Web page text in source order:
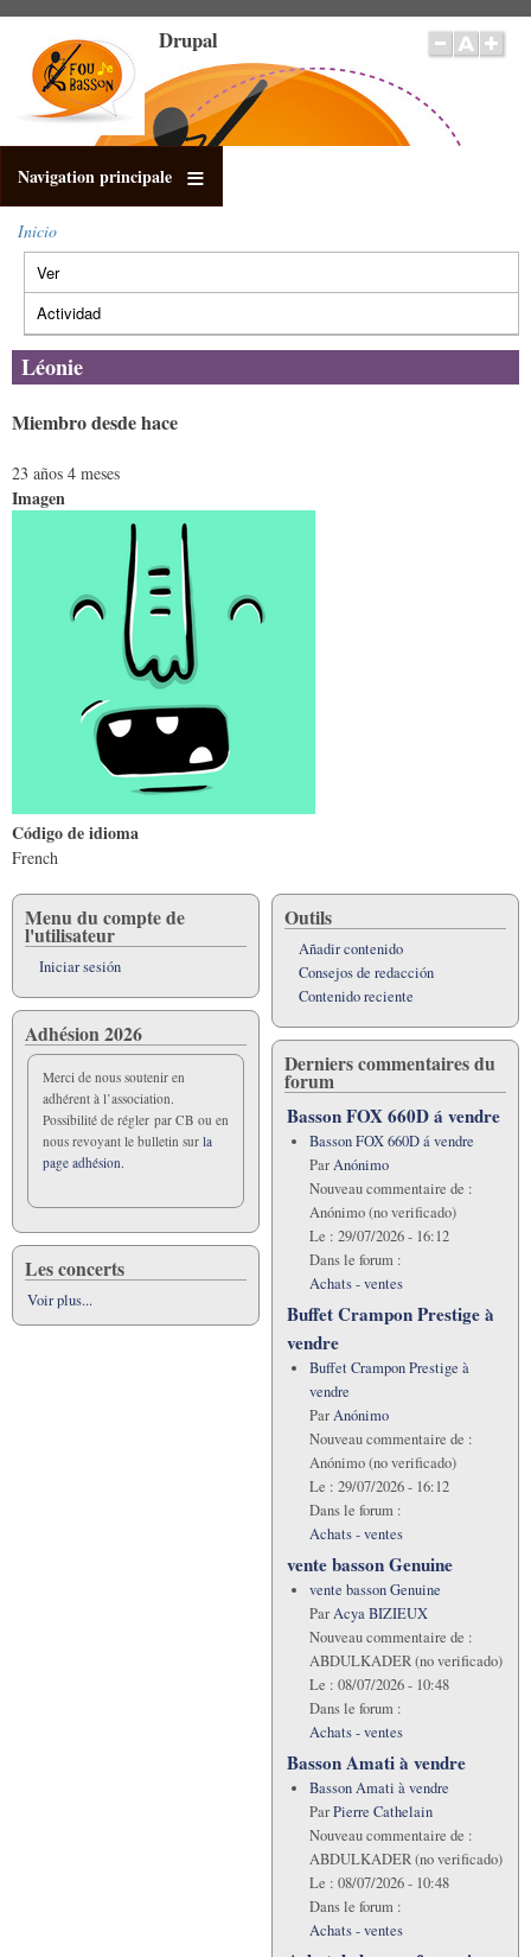
contenido
principal
Drupal
Navigation principale
Sobrescribir
enlaces
de
ayuda
a
la
Inicio
Solapas
principales
Ver(solapa
activa)
Actividad
Léonie
Miembro desde hace
23 años 4 meses
Imagen
Código de idioma
French
Menu du compte de
l'utilisateur
Iniciar sesión
Adhésion 2026
Merci de nous soutenir en
adhérent à l’association.
Possibilité de régler par CB ou en
nous revoyant le bulletin sur la
page adhésion.
Les concerts
Voir plus...
Outils
Añadir contenido
Consejos de redacción
Contenido reciente
Derniers commentaires du
forum
Basson FOX 660D á vendre
Basson FOX 660D á vendre
ParAnónimo
Nouveau commentaire de :
Anónimo (no verificado)
Le : 29/07/2026 - 16:12
Dans le forum :
Achats - ventes
Buffet Crampon Prestige à
vendre
Buffet Crampon Prestige à
vendre
ParAnónimo
Nouveau commentaire de :
Anónimo (no verificado)
Le : 29/07/2026 - 16:12
Dans le forum :
Achats - ventes
vente basson Genuine
vente basson Genuine
ParAcya BIZIEUX
Nouveau commentaire de :
ABDULKADER (no verificado)
Le : 08/07/2026 - 10:48
Dans le forum :
Achats - ventes
Basson Amati à vendre
Basson Amati à vendre
ParPierre Cathelain
Nouveau commentaire de :
ABDULKADER (no verificado)
Le : 08/07/2026 - 10:48
Dans le forum :
Achats - ventes